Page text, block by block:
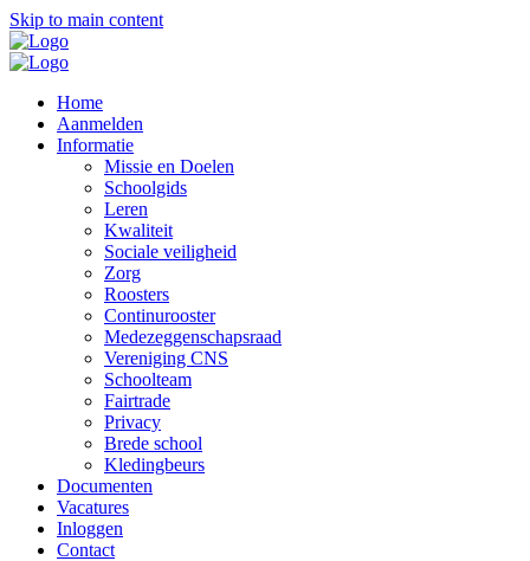
Skip to main content
Home
Aanmelden
Informatie
Missie en Doelen
Schoolgids
Leren
Kwaliteit
Sociale veiligheid
Zorg
Roosters
Continurooster
Medezeggenschapsraad
Vereniging CNS
Schoolteam
Fairtrade
Privacy
Brede school
Kledingbeurs
Documenten
Vacatures
Inloggen
Contact